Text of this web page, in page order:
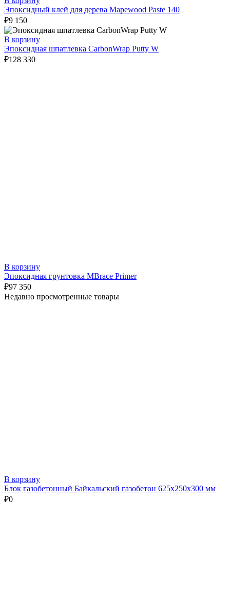
Эпоксидный клей для дерева Mapewood Paste 140
₽9 150
В корзину
Эпоксидная шпатлевка CarbonWrap Putty W
₽128 330
В корзину
Эпоксидная грунтовка MBrace Primer
₽97 350
Недавно просмотренные товары
В корзину
Блок газобетонный Байкальский газобетон 625х250х300 мм
₽0